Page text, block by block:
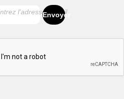
l'adresse e-mail
Envoyer